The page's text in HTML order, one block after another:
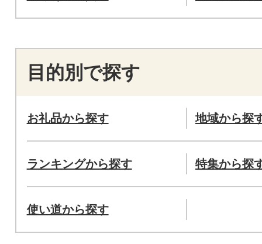
目的別で探す
お礼品から探す 地域から探
ランキングから探す 特集から探
使い道から探す